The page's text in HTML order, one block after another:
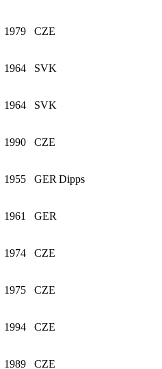
1979 CZE
1964 SVK
1964 SVK
1990 CZE
1955 GER Dipps
1961 GER
1974 CZE
1975 CZE
1994 CZE
1989 CZE